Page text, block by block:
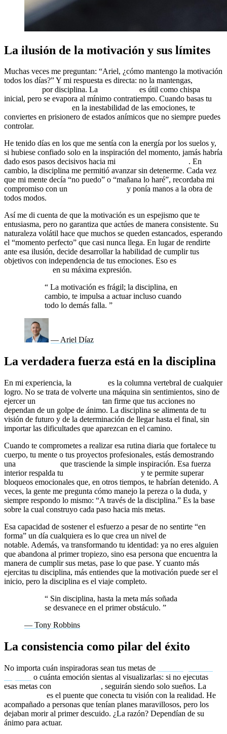
La ilusión de la motivación y sus límites
Muchas veces me preguntan: “Ariel, ¿cómo mantengo la motivación
todos los días?” Y mi respuesta es directa: no la mantengas,
por disciplina. La
es útil como chispa
inicial, pero se evapora al mínimo contratiempo. Cuando basas tu
en la inestabilidad de las emociones, te
conviertes en prisionero de estados anímicos que no siempre puedes
controlar.
He tenido días en los que me sentía con la energía por los suelos y,
si hubiese confiado solo en la inspiración del momento, jamás habría
dado esos pasos decisivos hacia mi
. En
cambio, la disciplina me permitió avanzar sin detenerme. Cada vez
que mi mente decía “no puedo” o “mañana lo haré”, recordaba mi
compromiso con un
y ponía manos a la obra de
todos modos.
Así me di cuenta de que la motivación es un espejismo que te
entusiasma, pero no garantiza que actúes de manera consistente. Su
naturaleza volátil hace que muchos se queden estancados, esperando
el “momento perfecto” que casi nunca llega. En lugar de rendirte
ante esa ilusión, decide desarrollar la habilidad de cumplir tus
objetivos con independencia de tus emociones. Eso es
en su máxima expresión.
“ La motivación es frágil; la disciplina, en
cambio, te impulsa a actuar incluso cuando
todo lo demás falla. ”
— Ariel Díaz
La verdadera fuerza está en la disciplina
En mi experiencia, la
es la columna vertebral de cualquier
logro. No se trata de volverte una máquina sin sentimientos, sino de
ejercer un
tan firme que tus acciones no
dependan de un golpe de ánimo. La disciplina se alimenta de tu
visión de futuro y de la determinación de llegar hasta el final, sin
importar las dificultades que aparezcan en el camino.
Cuando te comprometes a realizar esa rutina diaria que fortalece tu
cuerpo, tu mente o tus proyectos profesionales, estás demostrando
una
que trasciende la simple inspiración. Esa fuerza
interior respalda tu
y te permite superar
bloqueos emocionales que, en otros tiempos, te habrían detenido. A
veces, la gente me pregunta cómo manejo la pereza o la duda, y
siempre respondo lo mismo: “A través de la disciplina.” Es la base
sobre la cual construyo cada paso hacia mis metas.
Esa capacidad de sostener el esfuerzo a pesar de no sentirte “en
forma” un día cualquiera es lo que crea un nivel de
notable. Además, va transformando tu identidad: ya no eres alguien
que abandona al primer tropiezo, sino esa persona que encuentra la
manera de cumplir sus metas, pase lo que pase. Y cuanto más
ejercitas tu disciplina, más entiendes que la motivación puede ser el
inicio, pero la disciplina es el viaje completo.
“ Sin disciplina, hasta la meta más soñada
se desvanece en el primer obstáculo. ”
— Tony Robbins
La consistencia como pilar del éxito
No importa cuán inspiradoras sean tus metas de
o cuánta emoción sientas al visualizarlas: si no ejecutas
esas metas con
, seguirán siendo solo sueños. La
es el puente que conecta tu visión con la realidad. He
acompañado a personas que tenían planes maravillosos, pero los
dejaban morir al primer descuido. ¿La razón? Dependían de su
ánimo para actuar.